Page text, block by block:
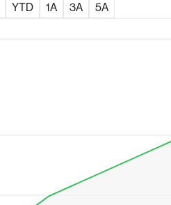
YTD 1A 3A 5A